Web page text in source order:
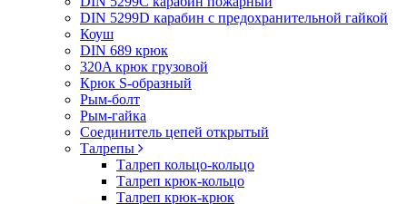
DIN 5299D карабин с предохранительной гайкой
Коуш
DIN 689 крюк
320A крюк грузовой
Крюк S-образный
Рым-болт
Рым-гайка
Соединитель цепей открытый
Талрепы
Талреп кольцо-кольцо
Талреп крюк-кольцо
Талреп крюк-крюк